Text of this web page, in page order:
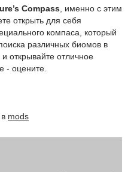
Compass, именно с этим
открыть для себя
компаса, который
различных биомов в
открывайте отличное
- оцените.
mods